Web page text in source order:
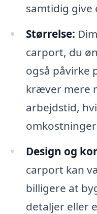
samtidig
Størrelse:
carport, du
også påvirke
kræver mere
arbejdstid,
Design og
carport kan
billigere at
detaljer eller